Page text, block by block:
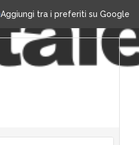
Aggiungi tra i preferiti su Google